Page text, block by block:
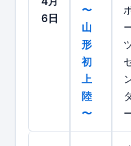
6日
〜
山
形
初
上
陸
〜